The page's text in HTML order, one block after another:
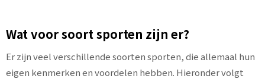
Wat voor soort sporten zijn er?
Er zijn veel verschillende soorten sporten, die allemaal hun
eigen kenmerken en voordelen hebben. Hieronder volgt